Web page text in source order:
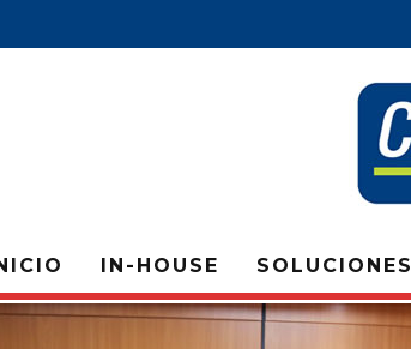
IN-HOUSE SOLUCIONES